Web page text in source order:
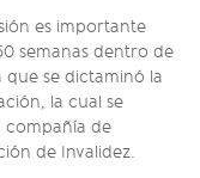
es importante
semanas dentro de
que se dictaminó la
la cual se
compañía de
de Invalidez.